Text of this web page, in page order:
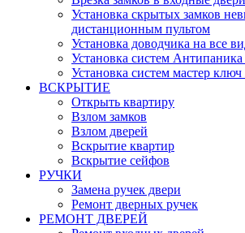
Установка скрытых замков
дистанционным пультом
Установка доводчика на все
Установка систем Антипаника
Установка систем мастер
ВСКРЫТИЕ
Открыть квартиру
Взлом замков
Взлом дверей
Вскрытие квартир
Вскрытие сейфов
РУЧКИ
Замена ручек двери
Ремонт дверных ручек
РЕМОНТ ДВЕРЕЙ